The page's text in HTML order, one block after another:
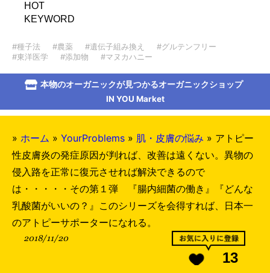
HOT
KEYWORD
#種子法 #農薬 #遺伝子組み換え
#グルテンフリー
#東洋医学
#添加物 #マヌカハニー
本物のオーガニックが見つかるオーガニックショップ
IN YOU Market
» ホーム » YourProblems » 肌・皮膚の悩み » アトピー
性皮膚炎の発症原因が判れば、改善は遠くない。異物の
侵入路を正常に復元させれば解決できるので
は・・・・・その第１弾 『腸内細菌の働き』『どんな
乳酸菌がいいの？』このシリーズを会得すれば、日本一
のアトピーサポーターになれる。
2018/11/20
13